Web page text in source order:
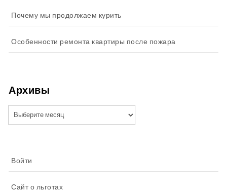
Почему мы продолжаем курить
Особенности ремонта квартиры после пожара
Архивы
Войти
Сайт о льготах